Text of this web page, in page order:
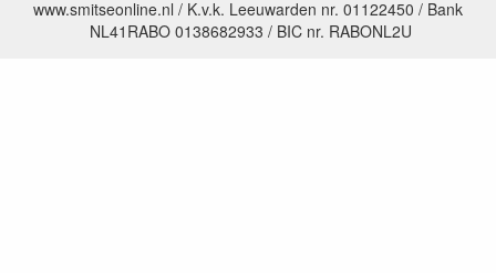
www.smitseonline.nl / K.v.k. Leeuwarden nr. 01122450 / Bank
NL41RABO 0138682933 / BIC nr. RABONL2U